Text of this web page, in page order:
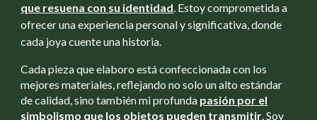
que resuena con su identidad. Estoy comprometida a
ofrecer una experiencia personal y significativa, donde
cada joya cuente una historia.
Cada pieza que elaboro está confeccionada con los
mejores materiales, reflejando no solo un alto estándar
de calidad, sino también mi profunda pasión por el
simbolismo que los objetos pueden transmitir. Soy